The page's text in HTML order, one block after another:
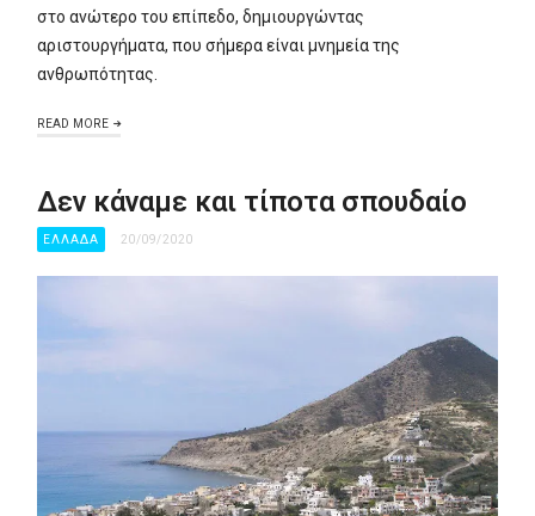
στο ανώτερο του επίπεδο, δημιουργώντας
αριστουργήματα, που σήμερα είναι μνημεία της
ανθρωπότητας.
READ MORE
Δεν κάναμε και τίποτα σπουδαίο
ΕΛΛΑΔΑ 20/09/2020